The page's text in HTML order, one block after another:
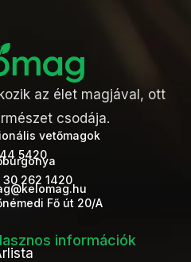
az élet magjával, ott
csodája.
vetőmagok
5420
30 262 1420
Fő út 20/A
információk